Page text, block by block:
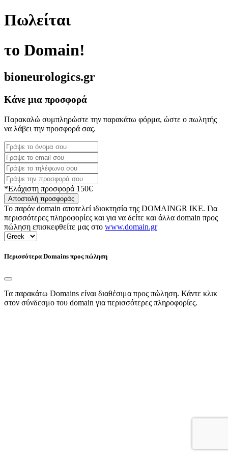
Πωλείται
το Domain!
bioneurologics.gr
Κάνε μια προσφορά
Παρακαλώ συμπληρώστε την παρακάτω φόρμα, ώστε ο πωλητής
να λάβει την προσφορά σας.
*Ελάχιστη προσφορά 150€
Αποστολή προσφοράς
Το παρόν domain αποτελεί ιδιοκτησία της DOMAINGR ΙΚΕ. Για
περισσότερες πληροφορίες και για να δείτε και άλλα domain προς
πώληση επισκεφθείτε μας στο www.domain.gr
Περισσότερα Domains προς πώληση
Τα παρακάτω Domains είναι διαθέσιμα προς πώληση. Κάντε κλικ
στον σύνδεσμο του domain για περισσότερες πληροφορίες.